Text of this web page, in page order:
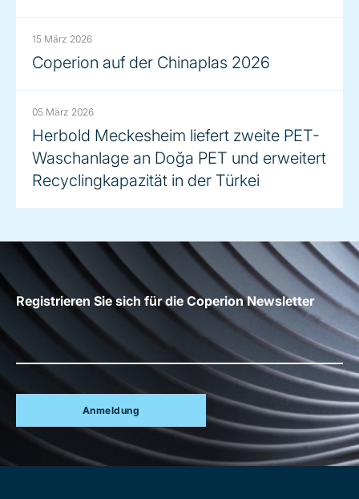
15 März 2026
Coperion auf der Chinaplas 2026
05 März 2026
Herbold Meckesheim liefert zweite PET-
Waschanlage an Doğa PET und erweitert
Recyclingkapazität in der Türkei
Registrieren Sie sich für die Coperion Newsletter
Anmeldung